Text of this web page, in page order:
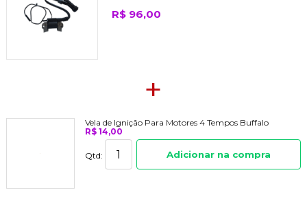
R$ 96,00
+
Vela de Ignição Para Motores 4 Tempos Buffalo
R$ 14,00
Qtd: Adicionar na compra